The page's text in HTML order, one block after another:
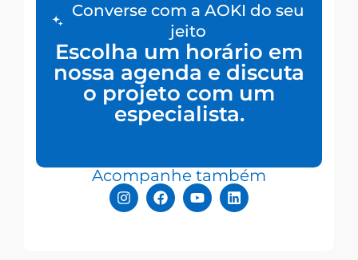
Converse com a AOKI do seu
jeito
Escolha um horário em
nossa agenda e discuta
o projeto com um
especialista.
Acompanhe também